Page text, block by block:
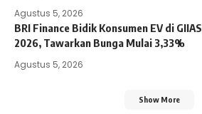
Agustus 5, 2026
BRI Finance Bidik Konsumen EV di GIIAS
2026, Tawarkan Bunga Mulai 3,33%
Agustus 5, 2026
Show More